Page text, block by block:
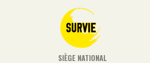
SIÈGE NATIONAL